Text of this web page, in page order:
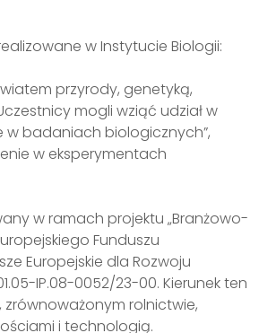
w Instytucie Biologii:
przyrody, genetyką,
mogli wziąć udział w
w badaniach biologicznych”,
w eksperymentach
w ramach projektu „Branżowo-
Funduszu
Europejskie dla Rozwoju
IP.08-0052/23-00. Kierunek ten
rolnictwie,
i technologią.